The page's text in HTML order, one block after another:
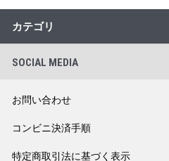
カテゴリ
SOCIAL MEDIA
お問い合わせ
コンビニ決済手順
特定商取引法に基づく表示